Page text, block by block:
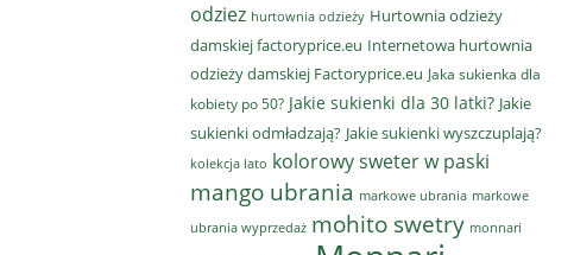
odziez hurtownia odzieży Hurtownia odzieży
damskiej factoryprice.eu Internetowa hurtownia
odzieży damskiej Factoryprice.eu Jaka sukienka dla
kobiety po 50? Jakie sukienki dla 30 latki? Jakie
sukienki odmładzają? Jakie sukienki wyszczuplają?
kolekcja lato kolorowy sweter w paski
mango ubrania markowe ubrania markowe
ubrania wyprzedaż mohito swetry monnari